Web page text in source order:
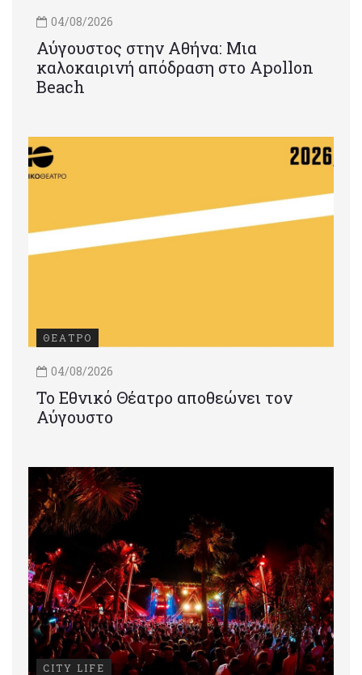
04/08/2026
Αύγουστος στην Αθήνα: Μια
καλοκαιρινή απόδραση στο Apollon
Beach
ΘΕΑΤΡΟ
04/08/2026
Το Εθνικό Θέατρο αποθεώνει τον
Αύγουστο
CITY LIFE